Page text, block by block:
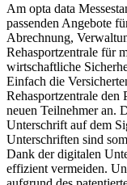
Am opta data
passenden Angebote
Abrechnung,
Rehasportzentrale für
wirtschaftliche
Einfach die
Rehasportzentrale den
neuen Teilnehmer an.
Unterschrift auf dem
Unterschriften sind
Dank der digitalen
effizient vermeiden.